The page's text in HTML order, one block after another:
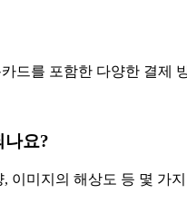
카드를 포함한 다양한 결제
나요?
이미지의 해상도 등 몇 가